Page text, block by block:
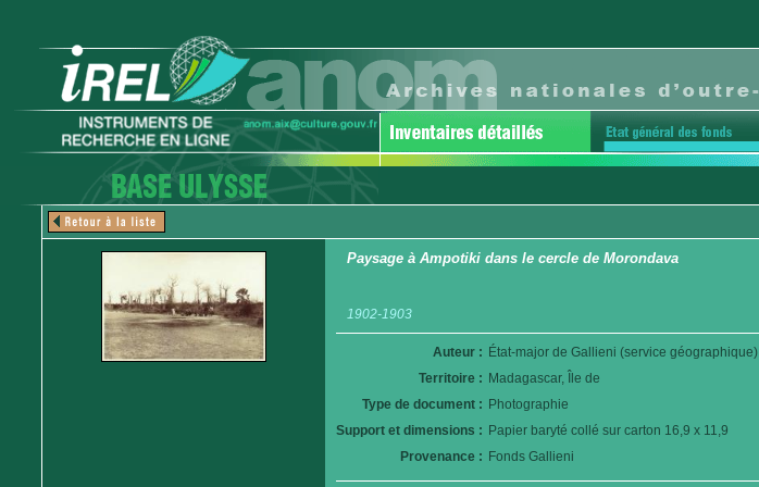
Paysage à Ampotiki dans le cercle de Morondava
1902-1903
Auteur : État-major de Gallieni (service géographique)
Territoire : Madagascar, Île de
Type de document : Photographie
Support et dimensions : Papier baryté collé sur carton 16,9 x 11,9
Provenance : Fonds Gallieni